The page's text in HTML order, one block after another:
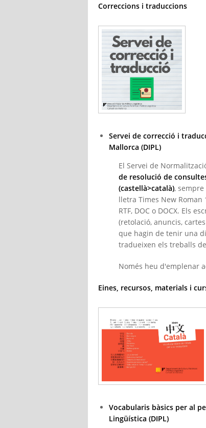
Correccions i traduccions
Servei de correcció i
Mallorca (DIPL)
El Servei de
de resolució de
(castellà>català),
lletra Times New
RTF, DOC o DOCX. Els
(retolació, anuncis,
que hagin de tenir una
tradueixen els treballs
Només heu d'emplenar
Eines, recursos, materials i
Vocabularis bàsics per al
Lingüística (DIPL)